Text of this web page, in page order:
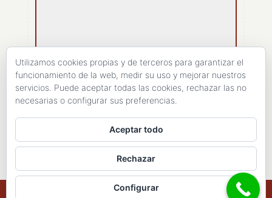
[recaptcha]
Copyright 1998- 2026 - Haires Consulting. All
Utilizamos cookies propias y de terceros para garantizar el
funcionamiento de la web, medir su uso y mejorar nuestros
servicios. Puede aceptar todas las cookies, rechazar las no
necesarias o configurar sus preferencias.
Aceptar todo
Rechazar
Configurar